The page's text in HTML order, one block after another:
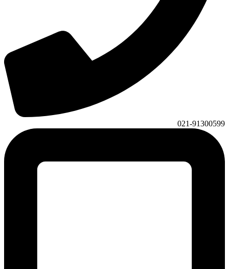
021-91300599